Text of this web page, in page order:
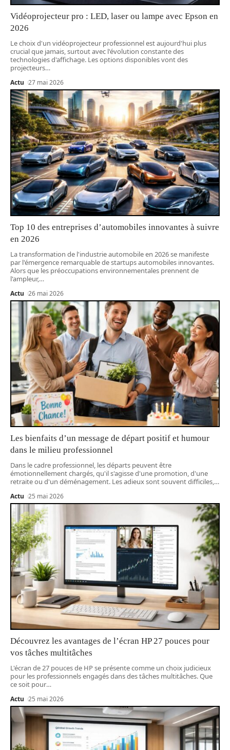
Vidéoprojecteur pro : LED, laser ou lampe avec Epson en
2026
Le choix d'un vidéoprojecteur professionnel est aujourd'hui plus
crucial que jamais, surtout avec l'évolution constante des
technologies d'affichage. Les options disponibles vont des
projecteurs…
Actu 27 mai 2026
Top 10 des entreprises d’automobiles innovantes à suivre
en 2026
La transformation de l'industrie automobile en 2026 se manifeste
par l'émergence remarquable de startups automobiles innovantes.
Alors que les préoccupations environnementales prennent de
l'ampleur,…
Actu 26 mai 2026
Les bienfaits d’un message de départ positif et humour
dans le milieu professionnel
Dans le cadre professionnel, les départs peuvent être
émotionnellement chargés, qu'il s'agisse d'une promotion, d'une
retraite ou d'un déménagement. Les adieux sont souvent difficiles,…
Actu 25 mai 2026
Découvrez les avantages de l’écran HP 27 pouces pour
vos tâches multitâches
L'écran de 27 pouces de HP se présente comme un choix judicieux
pour les professionnels engagés dans des tâches multitâches. Que
ce soit pour…
Actu 25 mai 2026